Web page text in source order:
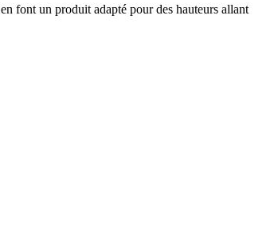
en font un produit adapté pour des hauteurs allant